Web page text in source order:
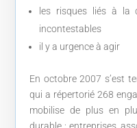
les risques liés à la
incontestables
il y a urgence à agir
En octobre 2007 s’est
qui a répertorié 268
mobilise de plus en